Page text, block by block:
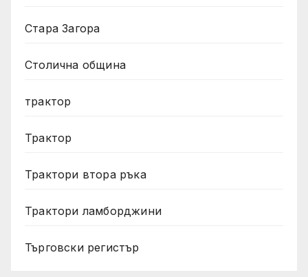
Стара Загора
Столична община
трактор
Трактор
Трактори втора ръка
Трактори ламборджини
Търговски регистър